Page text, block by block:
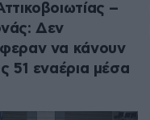
–
Δεν
να κάνουν
51 εναέρια μέσα